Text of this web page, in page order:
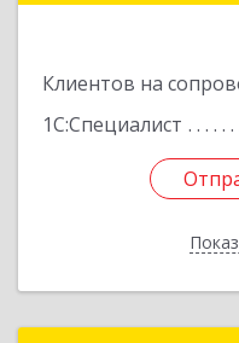
Клиентов на
1С:Специалист